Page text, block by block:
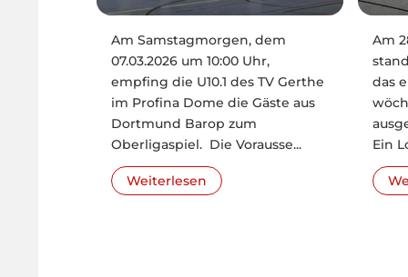
Am Samstagmorgen, dem
07.03.2026 um 10:00 Uhr,
empfing die U10.1 des TV Gerthe
im Profina Dome die Gäste aus
Dortmund Barop zum
Oberligaspiel. Die Vorausse...
Weiterlesen
Am
das
Ein